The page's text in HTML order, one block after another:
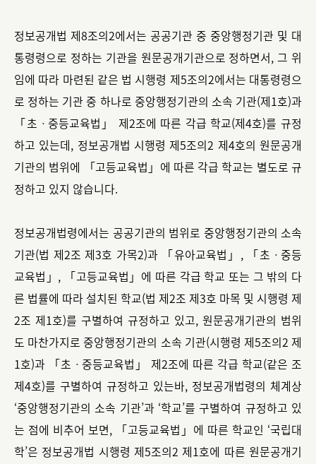
정보공개법 제8조의2에서는 공공기관 중 중앙행정기관 및 대
통령령으로 정하는 기관을 원문공개기관으로 정하면서, 그 위
임에 따라 마련된 같은 법 시행령 제5조의2에서는 대통령령으
로 정하는 기관 중 하나로 중앙행정기관의 소속 기관(제1호)과
「초ㆍ중등교육법」 제2조에 따른 각급 학교(제4호)를 규정
하고 있는데, 정보공개법 시행령 제5조의2 제4호의 원문공개
기관의 범위에 「고등교육법」에 따른 각급 학교는 별도로 규
정하고 있지 않습니다.
정보공개법령에서는 공공기관의 범위로 중앙행정기관의 소속
기관(법 제2조 제3호 가목2)과 「유아교육법」, 「초ㆍ중등
교육법」, 「고등교육법」에 따른 각급 학교 또는 그 밖의 다
른 법률에 따라 설치된 학교(법 제2조 제3호 마목 및 시행령 제
2조 제1호)를 구별하여 규정하고 있고, 원문공개기관의 범위
도 마찬가지로 중앙행정기관의 소속 기관(시행령 제5조의2 제
1호)과 「초ㆍ중등교육법」 제2조에 따른 각급 학교(같은 조
제4호)를 구별하여 규정하고 있는바, 정보공개법령의 체계상
‘중앙행정기관의 소속 기관’과 ‘학교’를 구별하여 규정하고 있
는 점에 비추어 보면, 「고등교육법」에 따른 학교인 ‘국립대
학’은 정보공개법 시행령 제5조의2 제1호에 따른 원문공개기